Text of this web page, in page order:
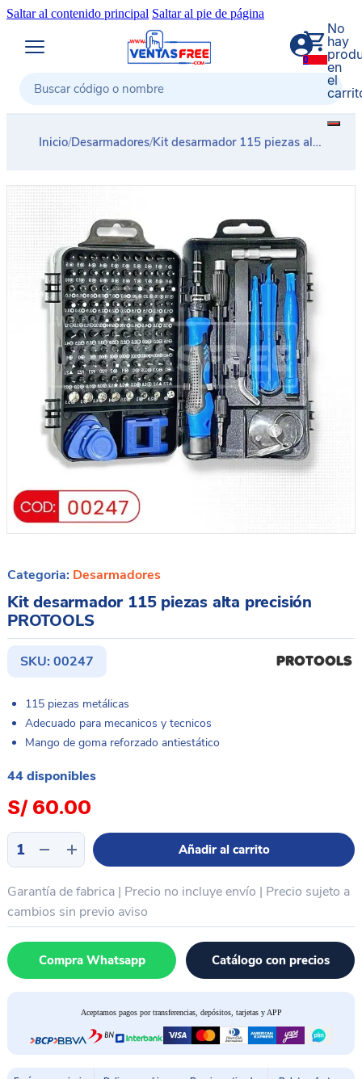
Saltar al contenido principal Saltar al pie de página
Buscar
0
No
hay
en
el
Inicio/Desarmadores/Kit desarmador 115 piezas alta precisión PROTOOLS
Categoria: Desarmadores
Kit desarmador 115 piezas alta precisión
PROTOOLS
SKU: 00247
115 piezas metálicas
Adecuado para mecanicos y tecnicos
Mango de goma reforzado antiestático
44 disponibles
S/ 60.00
Kit
desarmador
piezas
alta
precisión
PROTOOLS
cantidad
Añadir al carrito
Garantía de fabrica | Precio no incluye envío | Precio sujeto a
cambios sin previo aviso
Compra Whatsapp Catálogo con precios
Aceptamos pagos por transferencias, depósitos, tarjetas y APP